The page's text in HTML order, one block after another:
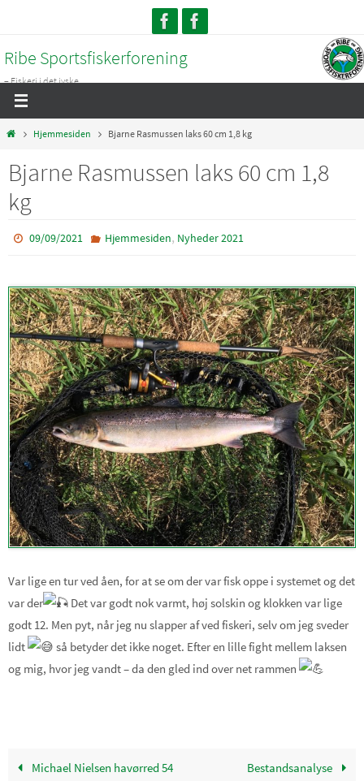
content
Ribe Sportsfiskerforening
– Fiskeri i det jyske...
HomeHjemmesiden Bjarne Rasmussen laks 60 cm 1,8 kg
Bjarne Rasmussen laks 60 cm 1,8
kg
09/09/2021 Hjemmesiden, Nyheder 2021
Var lige en tur ved åen, for at se om der var fisk oppe i systemet og det
var der
Det var godt nok varmt, høj solskin og klokken var lige
godt 12. Men pyt, når jeg nu slapper af ved fiskeri, selv om jeg sveder
lidt
så betyder det ikke noget. Efter en lille fight mellem laksen
og mig, hvor jeg vandt – da den gled ind over net rammen
Michael Nielsen havørred 54
Bestandsanalyse